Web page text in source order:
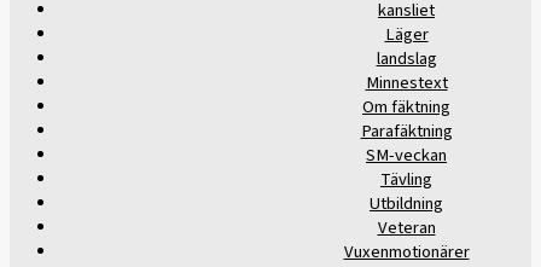
kansliet
Läger
landslag
Minnestext
Om fäktning
Parafäktning
SM-veckan
Tävling
Utbildning
Veteran
Vuxenmotionärer